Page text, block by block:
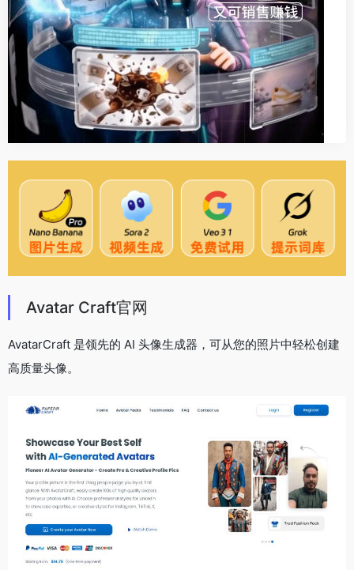
Avatar Craft官网
AvatarCraft 是领先的 AI 头像生成器，可从您的照片中轻松创建
高质量头像。